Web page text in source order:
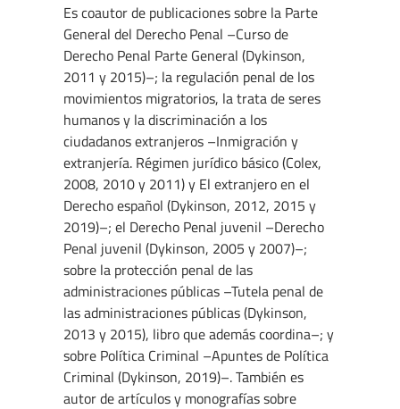
Es coautor de publicaciones sobre la Parte
General del Derecho Penal –Curso de
Derecho Penal Parte General (Dykinson,
2011 y 2015)–; la regulación penal de los
movimientos migratorios, la trata de seres
humanos y la discriminación a los
ciudadanos extranjeros –Inmigración y
extranjería. Régimen jurídico básico (Colex,
2008, 2010 y 2011) y El extranjero en el
Derecho español (Dykinson, 2012, 2015 y
2019)–; el Derecho Penal juvenil –Derecho
Penal juvenil (Dykinson, 2005 y 2007)–;
sobre la protección penal de las
administraciones públicas –Tutela penal de
las administraciones públicas (Dykinson,
2013 y 2015), libro que además coordina–; y
sobre Política Criminal –Apuntes de Política
Criminal (Dykinson, 2019)–. También es
autor de artículos y monografías sobre